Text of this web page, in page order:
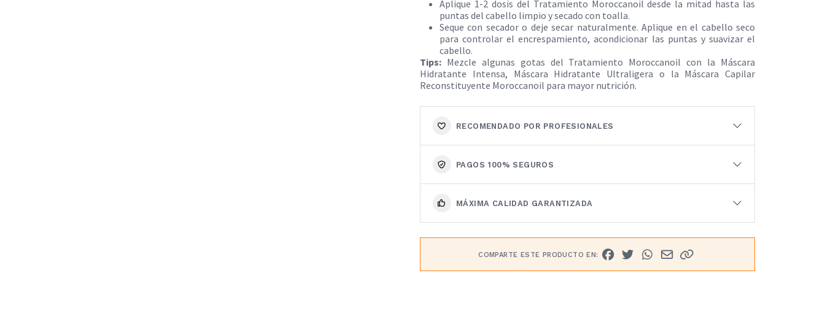
Aplique 1-2 dosis del Tratamiento Moroccanoil desde la mitad hasta las
puntas del cabello limpio y secado con toalla.
Seque con secador o deje secar naturalmente. Aplique en el cabello seco
para controlar el encrespamiento, acondicionar las puntas y suavizar el
cabello.​
Tips: Mezcle algunas gotas del Tratamiento Moroccanoil con la Máscara
Hidratante Intensa, Máscara Hidratante Ultraligera o la Máscara Capilar
Reconstituyente Moroccanoil para mayor nutrición.
RECOMENDADO POR PROFESIONALES
PAGOS 100% SEGUROS
MÁXIMA CALIDAD GARANTIZADA
COMPARTE ESTE PRODUCTO EN: